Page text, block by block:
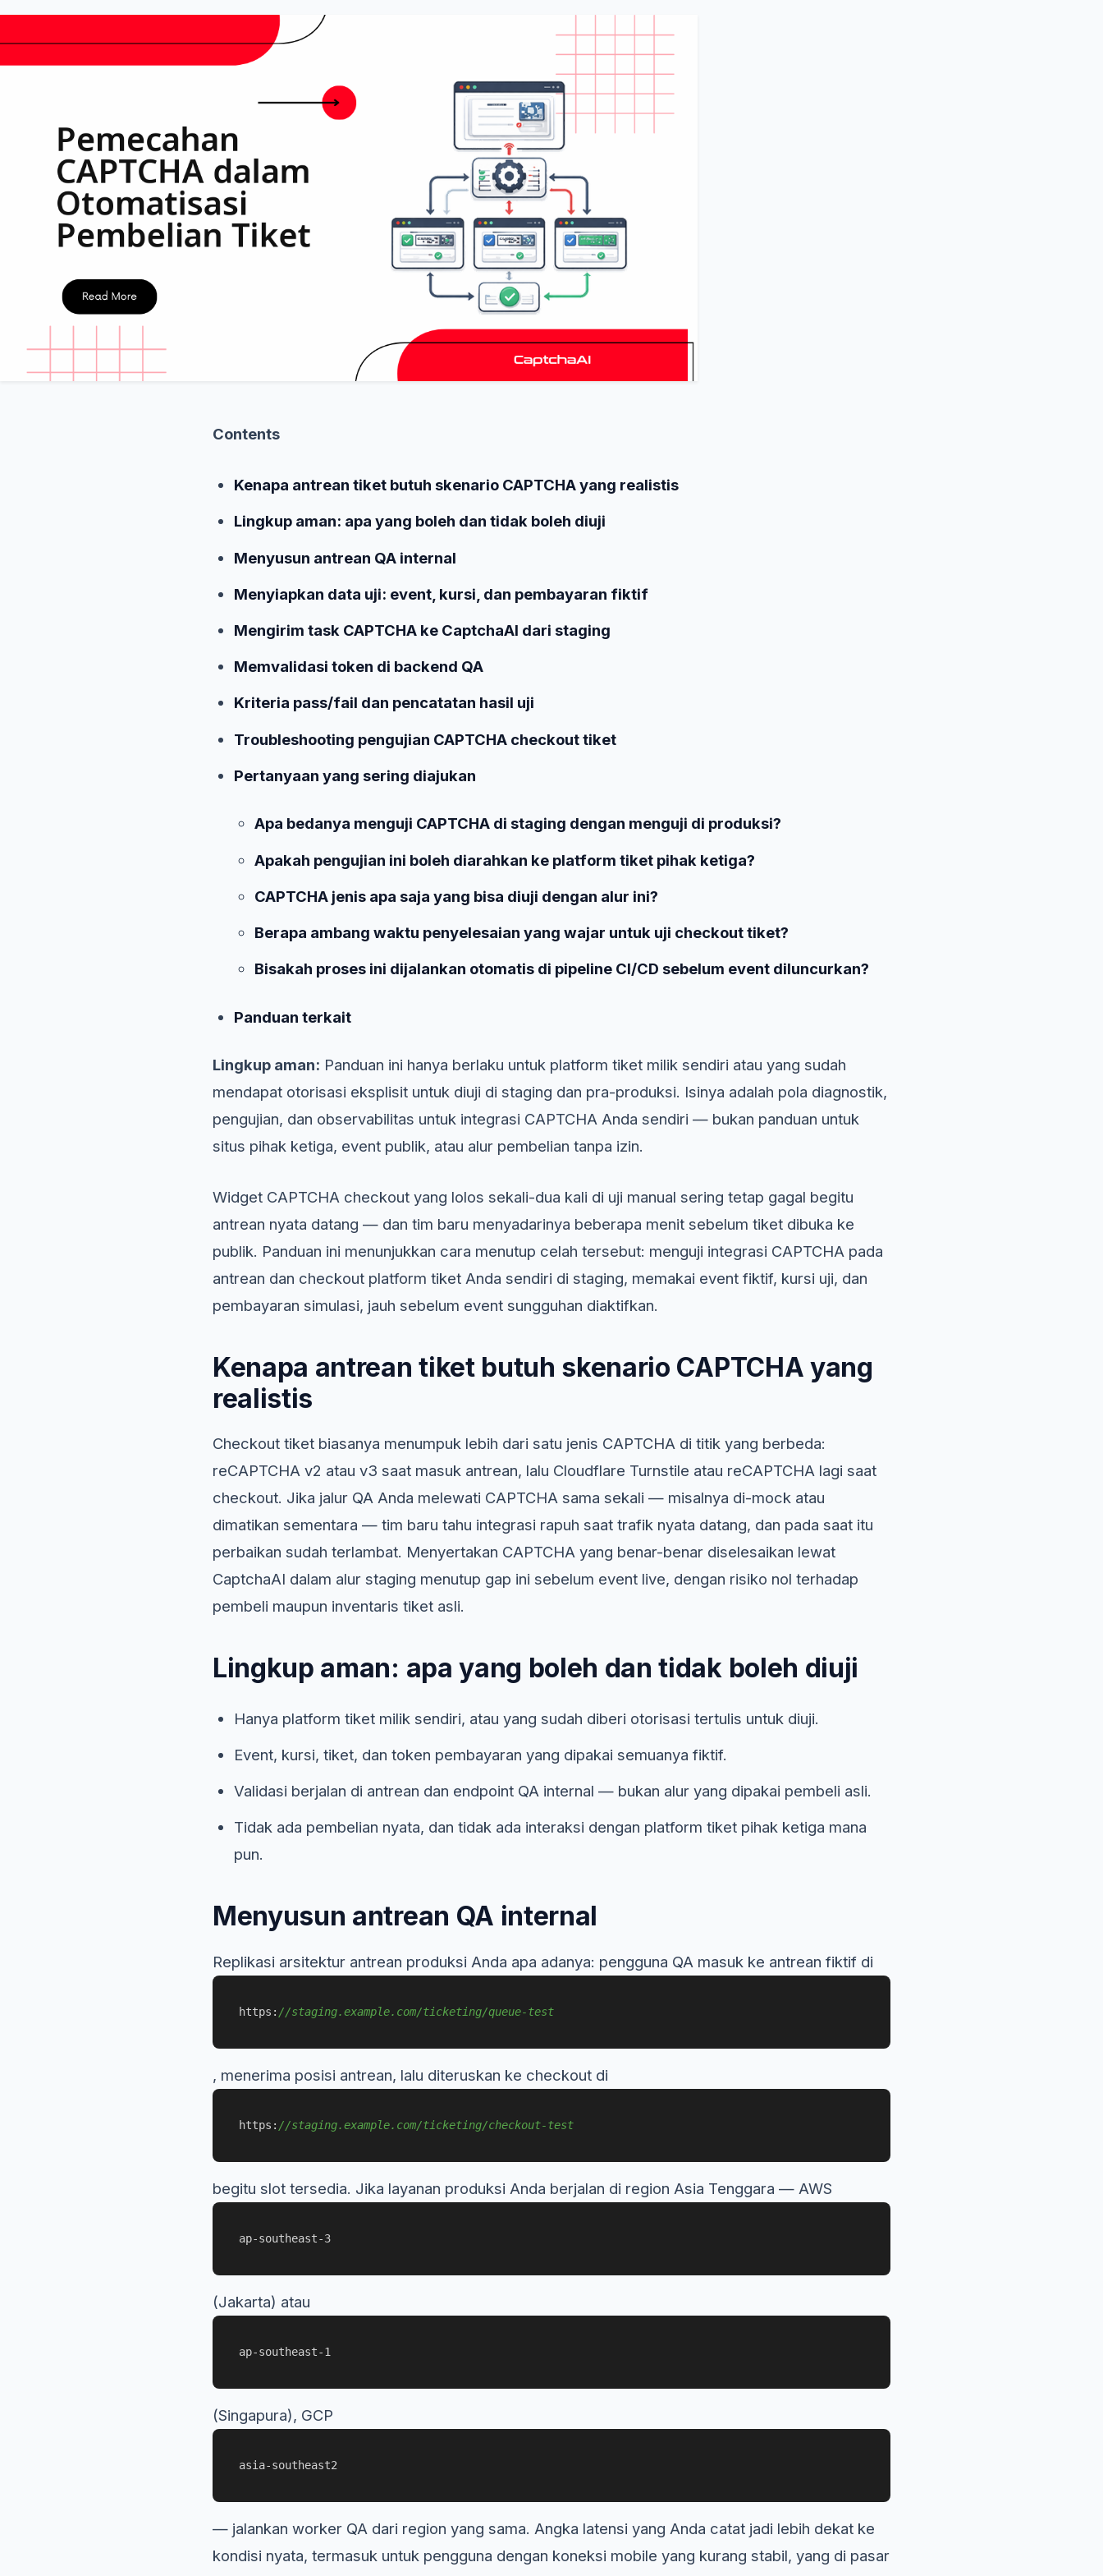
Contents
Kenapa antrean tiket butuh skenario CAPTCHA yang realistis
Lingkup aman: apa yang boleh dan tidak boleh diuji
Menyusun antrean QA internal
Menyiapkan data uji: event, kursi, dan pembayaran fiktif
Mengirim task CAPTCHA ke CaptchaAI dari staging
Memvalidasi token di backend QA
Kriteria pass/fail dan pencatatan hasil uji
Troubleshooting pengujian CAPTCHA checkout tiket
Pertanyaan yang sering diajukan
Apa bedanya menguji CAPTCHA di staging dengan menguji di produksi?
Apakah pengujian ini boleh diarahkan ke platform tiket pihak ketiga?
CAPTCHA jenis apa saja yang bisa diuji dengan alur ini?
Berapa ambang waktu penyelesaian yang wajar untuk uji checkout tiket?
Bisakah proses ini dijalankan otomatis di pipeline CI/CD sebelum event diluncurkan?
Panduan terkait
Lingkup aman: Panduan ini hanya berlaku untuk platform tiket milik sendiri atau yang sudah
mendapat otorisasi eksplisit untuk diuji di staging dan pra-produksi. Isinya adalah pola diagnostik,
pengujian, dan observabilitas untuk integrasi CAPTCHA Anda sendiri — bukan panduan untuk
situs pihak ketiga, event publik, atau alur pembelian tanpa izin.
Widget CAPTCHA checkout yang lolos sekali-dua kali di uji manual sering tetap gagal begitu
antrean nyata datang — dan tim baru menyadarinya beberapa menit sebelum tiket dibuka ke
publik. Panduan ini menunjukkan cara menutup celah tersebut: menguji integrasi CAPTCHA pada
antrean dan checkout platform tiket Anda sendiri di staging, memakai event fiktif, kursi uji, dan
pembayaran simulasi, jauh sebelum event sungguhan diaktifkan.
Kenapa antrean tiket butuh skenario CAPTCHA yang
realistis
Checkout tiket biasanya menumpuk lebih dari satu jenis CAPTCHA di titik yang berbeda:
reCAPTCHA v2 atau v3 saat masuk antrean, lalu Cloudflare Turnstile atau reCAPTCHA lagi saat
checkout. Jika jalur QA Anda melewati CAPTCHA sama sekali — misalnya di-mock atau
dimatikan sementara — tim baru tahu integrasi rapuh saat trafik nyata datang, dan pada saat itu
perbaikan sudah terlambat. Menyertakan CAPTCHA yang benar-benar diselesaikan lewat
CaptchaAI dalam alur staging menutup gap ini sebelum event live, dengan risiko nol terhadap
pembeli maupun inventaris tiket asli.
Lingkup aman: apa yang boleh dan tidak boleh diuji
Hanya platform tiket milik sendiri, atau yang sudah diberi otorisasi tertulis untuk diuji.
Event, kursi, tiket, dan token pembayaran yang dipakai semuanya fiktif.
Validasi berjalan di antrean dan endpoint QA internal — bukan alur yang dipakai pembeli asli.
Tidak ada pembelian nyata, dan tidak ada interaksi dengan platform tiket pihak ketiga mana
pun.
Menyusun antrean QA internal
Replikasi arsitektur antrean produksi Anda apa adanya: pengguna QA masuk ke antrean fiktif di
https: //staging.example.com/ticketing/queue-test
, menerima posisi antrean, lalu diteruskan ke checkout di
https: //staging.example.com/ticketing/checkout-test
begitu slot tersedia. Jika layanan produksi Anda berjalan di region Asia Tenggara — AWS
ap-southeast-3
(Jakarta) atau
ap-southeast-1
(Singapura), GCP
asia-southeast2
— jalankan worker QA dari region yang sama. Angka latensi yang Anda catat jadi lebih dekat ke
kondisi nyata, termasuk untuk pengguna dengan koneksi mobile yang kurang stabil, yang di pasar